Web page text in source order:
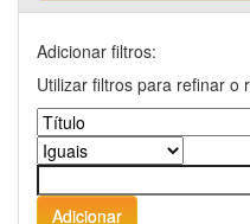
Adicionar filtros:
Utilizar filtros para refinar o